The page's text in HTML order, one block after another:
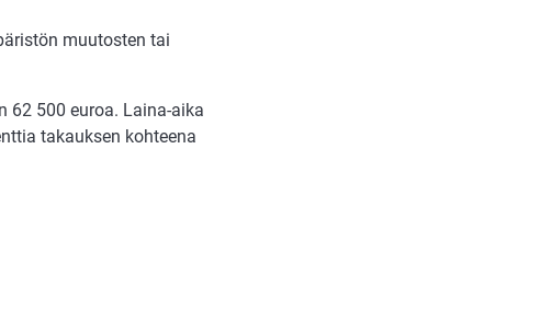
muutosten tai
62 500 euroa. Laina-aika
takauksen kohteena